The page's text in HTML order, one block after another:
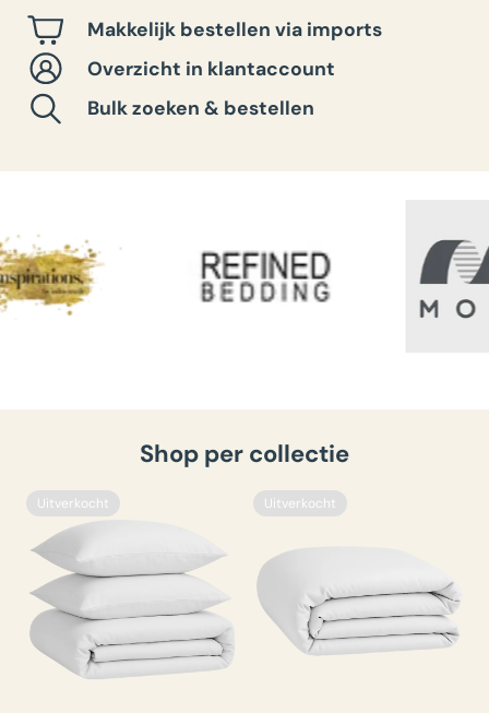
Makkelijk bestellen via imports
Overzicht in klantaccount
Bulk zoeken & bestellen
Shop per collectie
Uitverkocht Uitverkocht